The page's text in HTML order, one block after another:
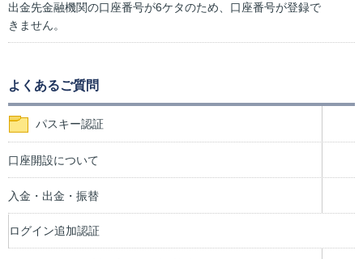
出金先金融機関の口座番号が6ケタのため、口座番号が登録で
きません。
よくあるご質問
パスキー認証
口座開設について
入金・出金・振替
ログイン追加認証